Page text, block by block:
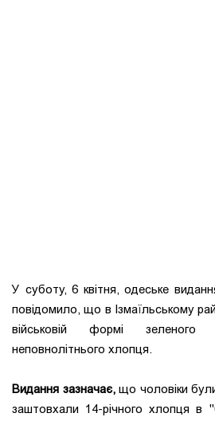
У суботу, 6 квітня, одеське
повідомило, що в Ізмаїльському
військовій формі зеленого
неповнолітнього хлопця.
Видання зазначає,що чоловіки
заштовхали 14-річного хлопця в